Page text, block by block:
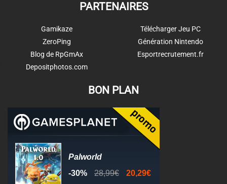
PARTENAIRES
Gamikaze
ZeroPing
Blog de RpGmAx
Depositphotos.com
Télécharger Jeu PC
Génération Nintendo
Esportrecrutement.fr
BON PLAN